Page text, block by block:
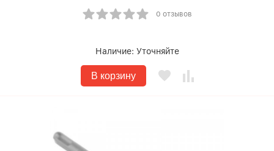
0 отзывов
Наличие: Уточняйте
В корзину